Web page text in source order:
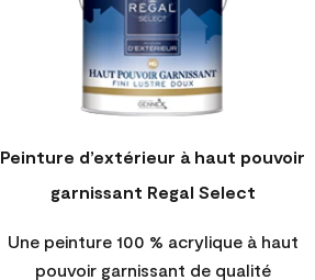
Peinture d’extérieur à haut pouvoir
garnissant Regal Select
Une peinture 100 % acrylique à haut
pouvoir garnissant de qualité